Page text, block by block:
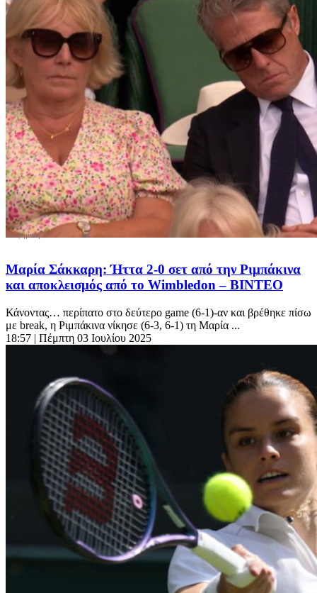
Μαρία Σάκκαρη: Ήττα 2-0 σετ από την Ριμπάκινα
και αποκλεισμός από το Wimbledon – ΒΙΝΤΕΟ
Κάνοντας… περίπατο στο δεύτερο game (6-1)-αν και βρέθηκε πίσω
με break, η Ριμπάκινα νίκησε (6-3, 6-1) τη Μαρία ...
18:57 | Πέμπτη 03 Ιουλίου 2025